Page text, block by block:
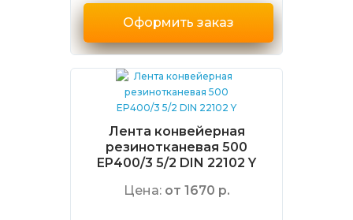
Оформить заказ
Лента конвейерная
резинотканевая 500
EP400/3 5/2 DIN 22102 Y
Цена: от 1670 р.